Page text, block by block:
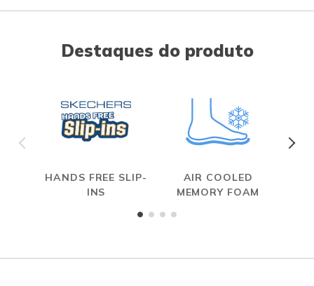
Destaques do produto
HANDS FREE SLIP-
INS
AIR COOLED
MEMORY FOAM